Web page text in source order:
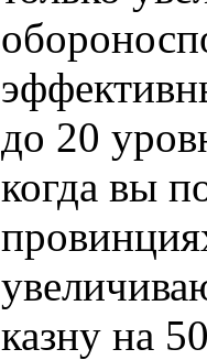
до 20
когда вы
казну на